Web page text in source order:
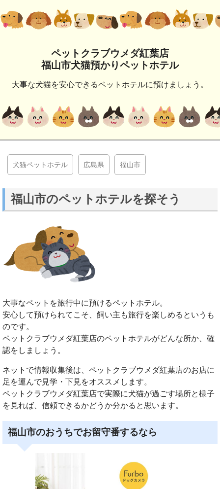
ペットクラブウメダ紅葉店
福山市犬猫預かりペットホテル
大事な犬猫を安心できるペットホテルに預けましょう。
犬猫ペットホテル 広島県 福山市
福山市のペットホテルを探そう
大事なペットを旅行中に預けるペットホテル。
安心して預けられてこそ、飼い主も旅行を楽しめるというも
のです。
ペットクラブウメダ紅葉店のペットホテルがどんな所か、確
認をしましょう。
ネットで情報収集後は、ペットクラブウメダ紅葉店のお店に
足を運んで見学・下見をオススメします。
ペットクラブウメダ紅葉店で実際に犬猫が過ごす場所と様子
を見れば、信頼できるかどうか分かると思います。
福山市のおうちでお留守番するなら